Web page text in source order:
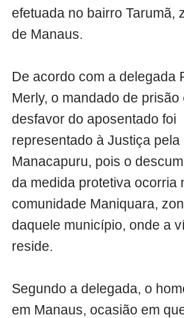
efetuada no bairro Tarumã,
de Manaus.
De acordo com a delegada
Merly, o mandado de prisão
desfavor do aposentado foi
representado à Justiça pela
Manacapuru, pois o
da medida protetiva ocorria
comunidade Maniquara,
daquele município, onde a
reside.
Segundo a delegada, o
em Manaus, ocasião em